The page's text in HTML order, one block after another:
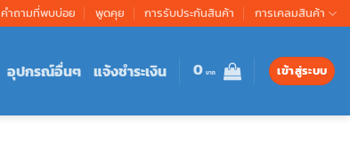
คำถามที่พบบ่อย พูดคุย การรับประกันสินค้า การเคลมสินค้า
อุปกรณ์อื่นๆ แจ้งชำระเงิน 0 เข้าสู่ระบบ